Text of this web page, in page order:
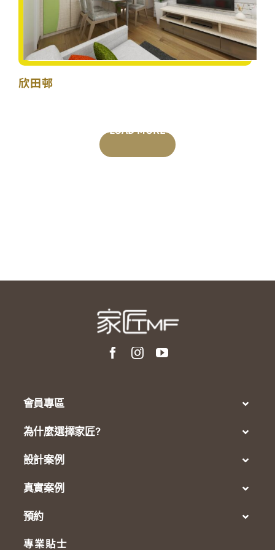
欣田邨
LOAD MORE
POSTS
會員專區
為什麼選擇家匠?
設計案例
真實案例
預約
專業貼士